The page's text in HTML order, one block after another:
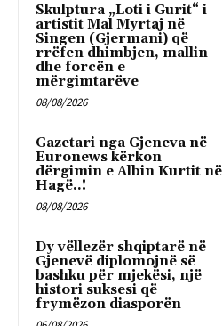
Skulptura „Loti i Gurit“ i
artistit Mal Myrtaj në
Singen (Gjermani) që
rrëfen dhimbjen, mallin
dhe forcën e
mërgimtarëve
08/08/2026
Gazetari nga Gjeneva në
Euronews kërkon
dërgimin e Albin Kurtit në
Hagë..!
08/08/2026
Dy vëllezër shqiptarë në
Gjenevë diplomojnë së
bashku për mjekësi, një
histori suksesi që
frymëzon diasporën